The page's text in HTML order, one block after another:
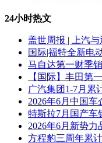
24小时热文
盖世周报 | 上汽
国际|福特全新电
马自达第一财季
【国际】丰田第
广汽集团1-7月累
2026年6月中国
特斯拉7月国产车
2026年6月新势
方程豹三周年累